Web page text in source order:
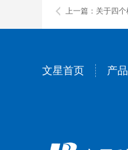
上一篇：关于四
文星首页 产